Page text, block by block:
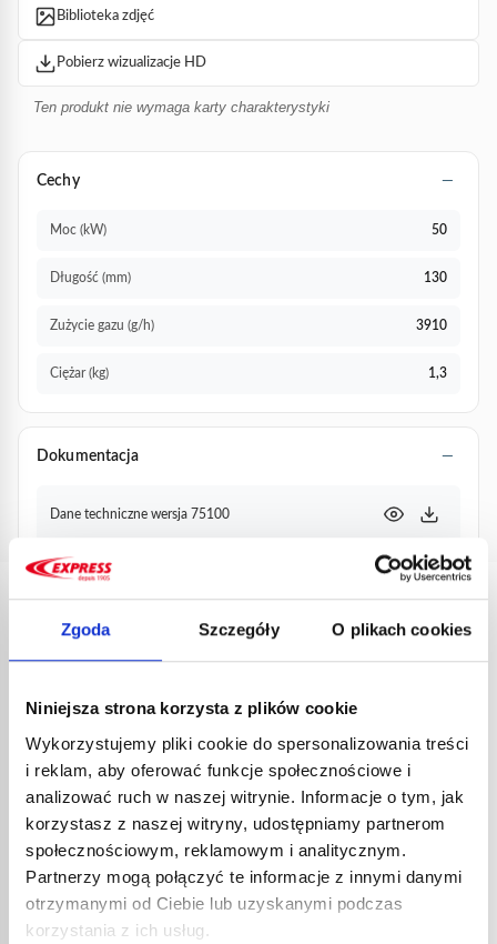
Zgoda Szczegóły O plikach cookies
Niniejsza strona korzysta z plików cookie
Wykorzystujemy pliki cookie do spersonalizowania treści
i reklam, aby oferować funkcje społecznościowe i
analizować ruch w naszej witrynie. Informacje o tym, jak
korzystasz z naszej witryny, udostępniamy partnerom
społecznościowym, reklamowym i analitycznym.
Partnerzy mogą połączyć te informacje z innymi danymi
otrzymanymi od Ciebie lub uzyskanymi podczas
korzystania z ich usług.
Biblioteka zdjęć
Pobierz wizualizacje HD
Ten produkt nie wymaga karty charakterystyki
Cechy
Moc (kW) 50
Długość (mm) 130
Zużycie gazu (g/h) 3910
Ciężar (kg) 1,3
Dokumentacja
Dane techniczne wersja 75100
POWIĄZANE
PALNIK DEKARSKI TITANE R
PIEZO NR KAT. 75101